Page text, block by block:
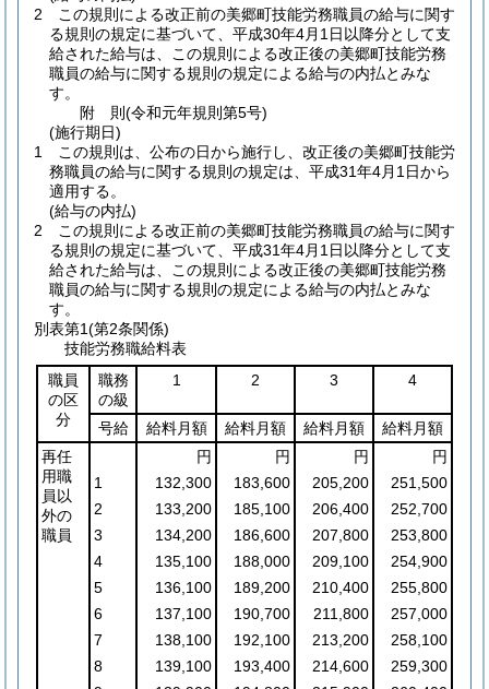
2
この規則による改正前の美郷町技能労務職員の給与に関す
る規則の規定に基づいて、平成30年4月1日以降分として支
給された給与は、この規則による改正後の美郷町技能労務
職員の給与に関する規則の規定による給与の内払とみな
す。
附 則(令和元年規則第5号)
(施行期日)
1
この規則は、公布の日から施行し、改正後の美郷町技能労
務職員の給与に関する規則の規定は、平成31年4月1日から
適用する。
(給与の内払)
2
この規則による改正前の美郷町技能労務職員の給与に関す
る規則の規定に基づいて、平成31年4月1日以降分として支
給された給与は、この規則による改正後の美郷町技能労務
職員の給与に関する規則の規定による給与の内払とみな
す。
別表第1(第2条関係)
技能労務職給料表
職員
の区
分
職務
の級
1 2 3 4
号給 給料月額 給料月額 給料月額
給料月額
再任
用職
員以
外の
職員
円 円 円
円
1
132,300 183,600 205,200
251,500
2
133,200 185,100 206,400
252,700
3
134,200 186,600 207,800
253,800
4
135,100 188,000 209,100
254,900
5
136,100 189,200 210,400
255,800
6
137,100 190,700 211,800
257,000
7
138,100 192,100 213,200
258,100
8
139,100 193,400 214,600
259,300